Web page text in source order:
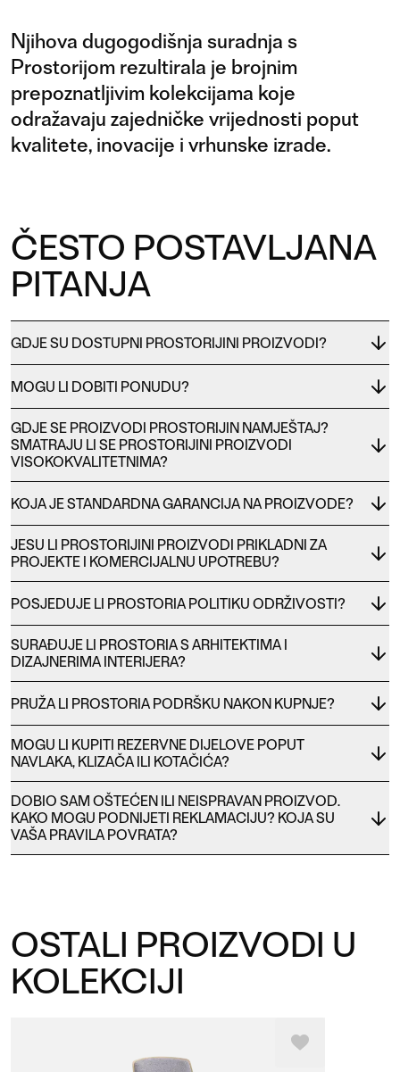
Njihova dugogodišnja suradnja s
Prostorijom rezultirala je brojnim
prepoznatljivim kolekcijama koje
odražavaju zajedničke vrijednosti poput
kvalitete, inovacije i vrhunske izrade.
ČESTO POSTAVLJANA
PITANJA
GDJE SU DOSTUPNI PROSTORIJINI PROIZVODI?
MOGU LI DOBITI PONUDU?
GDJE SE PROIZVODI PROSTORIJIN NAMJEŠTAJ?
SMATRAJU LI SE PROSTORIJINI PROIZVODI
VISOKOKVALITETNIMA?
KOJA JE STANDARDNA GARANCIJA NA PROIZVODE?
JESU LI PROSTORIJINI PROIZVODI PRIKLADNI ZA
PROJEKTE I KOMERCIJALNU UPOTREBU?
POSJEDUJE LI PROSTORIA POLITIKU ODRŽIVOSTI?
SURAĐUJE LI PROSTORIA S ARHITEKTIMA I
DIZAJNERIMA INTERIJERA?
PRUŽA LI PROSTORIA PODRŠKU NAKON KUPNJE?
MOGU LI KUPITI REZERVNE DIJELOVE POPUT
NAVLAKA, KLIZAČA ILI KOTAČIĆA?
DOBIO SAM OŠTEĆEN ILI NEISPRAVAN PROIZVOD.
KAKO MOGU PODNIJETI REKLAMACIJU? KOJA SU
VAŠA PRAVILA POVRATA?
OSTALI PROIZVODI U
KOLEKCIJI